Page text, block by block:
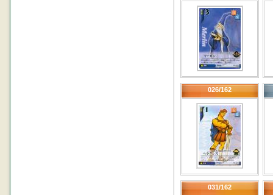
026/162
031/162